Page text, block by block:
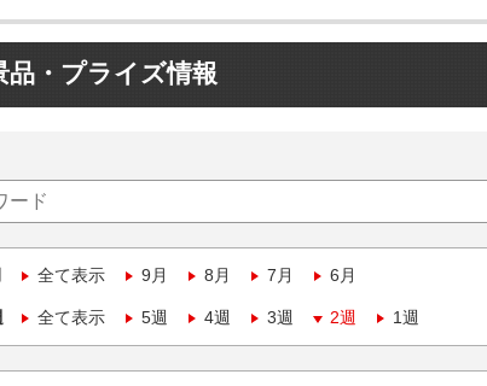
品・プライズ情報
全て表示 9月 8月 7月 6月
全て表示 5週 4週 3週 2週 1週